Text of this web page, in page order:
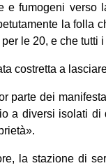
e fumogeni verso
la folla
le 20, e che tutti
costretta a
parte dei
a diversi isolati di
la stazione di